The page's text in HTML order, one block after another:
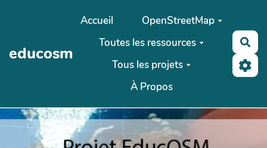
Aller au contenu principal
educosm
Accueil
OpenStreetMap
Toutes les ressources
Tous les projets
À Propos